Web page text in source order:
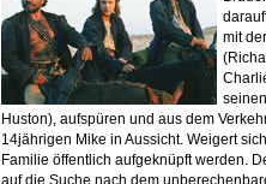
mit
Huston), aufspüren und aus dem
14jährigen Mike in Aussicht. Weigert
Familie öffentlich aufgeknüpft werden.
auf die Suche nach dem